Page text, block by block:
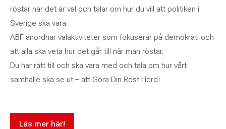
röstar när det är val och talar om hur du vill att politiken i
Sverige ska vara.
ABF anordnar valaktiviteter som fokuserar på demokrati och
att alla ska veta hur det går till när man röstar.
Du har rätt till och ska vara med och tala om hur vårt
samhälle ska se ut – att Göra Din Röst Hörd!
Läs mer här!